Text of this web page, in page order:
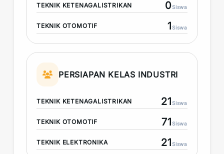
TEKNIK KETENAGALISTRIKAN 0Siswa
TEKNIK OTOMOTIF 1Siswa
PERSIAPAN KELAS INDUSTRI
TEKNIK KETENAGALISTRIKAN 21Siswa
TEKNIK OTOMOTIF 71Siswa
TEKNIK ELEKTRONIKA 21Siswa